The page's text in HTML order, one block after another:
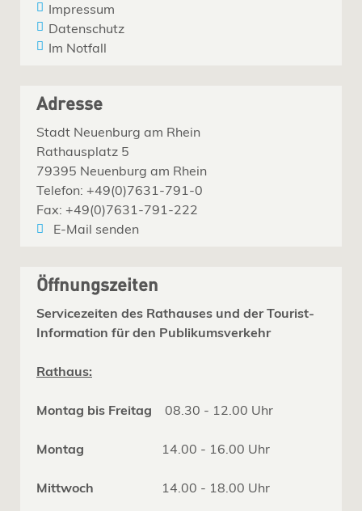
Impressum
Datenschutz
Im Notfall
Adresse
Stadt Neuenburg am Rhein
Rathausplatz 5
79395 Neuenburg am Rhein
Telefon: +49(0)7631-791-0
Fax: +49(0)7631-791-222
E-Mail senden
Öffnungszeiten
Servicezeiten des Rathauses und der Tourist-
Information für den Publikumsverkehr
Rathaus:
Montag bis Freitag 08.30 - 12.00 Uhr
Montag 14.00 - 16.00 Uhr
Mittwoch 14.00 - 18.00 Uhr